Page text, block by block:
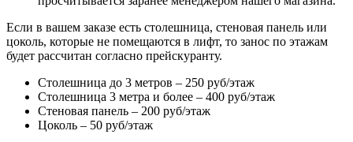
Если в вашем заказе есть столешница, стеновая панель или
цоколь, которые не помещаются в лифт, то занос по этажам
будет рассчитан согласно прейскуранту.
Столешница до 3 метров – 250 руб/этаж
Столешница 3 метра и более – 400 руб/этаж
Стеновая панель – 200 руб/этаж
Цоколь – 50 руб/этаж